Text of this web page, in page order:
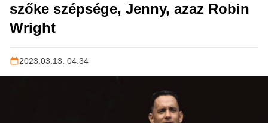
szőke szépsége, Jenny, azaz Robin
Wright
2023.03.13. 04:34